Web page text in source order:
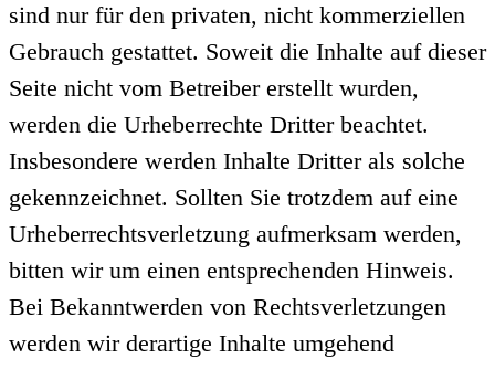
sind nur für den privaten, nicht kommerziellen
Gebrauch gestattet. Soweit die Inhalte auf dieser
Seite nicht vom Betreiber erstellt wurden,
werden die Urheberrechte Dritter beachtet.
Insbesondere werden Inhalte Dritter als solche
gekennzeichnet. Sollten Sie trotzdem auf eine
Urheberrechtsverletzung aufmerksam werden,
bitten wir um einen entsprechenden Hinweis.
Bei Bekanntwerden von Rechtsverletzungen
werden wir derartige Inhalte umgehend